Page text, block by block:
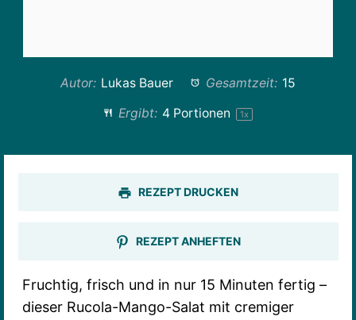
Autor: Lukas Bauer Gesamtzeit: 15
Ergibt: 4 Portionen 1x
REZEPT DRUCKEN
REZEPT ANHEFTEN
Fruchtig, frisch und in nur 15 Minuten fertig –
dieser Rucola-Mango-Salat mit cremiger